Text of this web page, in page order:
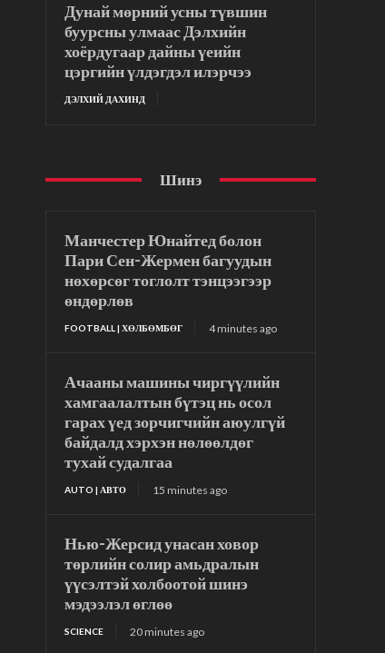
Дунай мөрний усны түвшин
буурсны улмаас Дэлхийн
хоёрдугаар дайны үеийн
цэргийн үлдэгдэл илэрчээ
ДЭЛХИЙ ДАХИНД
Шинэ
Манчестер Юнайтед болон
Пари Сен-Жермен багуудын
нөхөрсөг тоглолт тэнцээгээр
өндөрлөв
FOOTBALL | ХӨЛБӨМБӨГ 4 minutes ago
Ачааны машины чиргүүлийн
хамгаалалтын бүтэц нь осол
гарах үед зорчигчийн аюулгүй
байдалд хэрхэн нөлөөлдөг
тухай судалгаа
AUTO | АВТО 15 minutes ago
Нью-Жерсид унасан ховор
төрлийн солир амьдралын
үүсэлтэй холбоотой шинэ
мэдээлэл өглөө
SCIENCE 20 minutes ago